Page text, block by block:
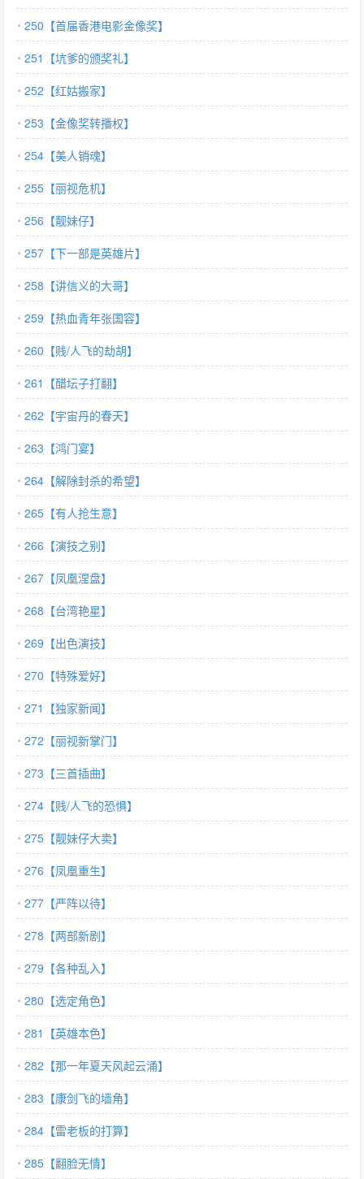
250【首届香港电影金像奖】
251【坑爹的颁奖礼】
252【红姑搬家】
253【金像奖转播权】
254【美人销魂】
255【丽视危机】
256【靓妹仔】
257【下一部是英雄片】
258【讲信义的大哥】
259【热血青年张国容】
260【贱/人飞的劫胡】
261【醋坛子打翻】
262【宇宙丹的春天】
263【鸿门宴】
264【解除封杀的希望】
265【有人抢生意】
266【演技之别】
267【凤凰涅盘】
268【台湾艳星】
269【出色演技】
270【特殊爱好】
271【独家新闻】
272【丽视新掌门】
273【三首插曲】
274【贱/人飞的恐惧】
275【靓妹仔大卖】
276【凤凰重生】
277【严阵以待】
278【两部新剧】
279【各种乱入】
280【选定角色】
281【英雄本色】
282【那一年夏天风起云涌】
283【康剑飞的墙角】
284【雷老板的打算】
285【翻脸无情】